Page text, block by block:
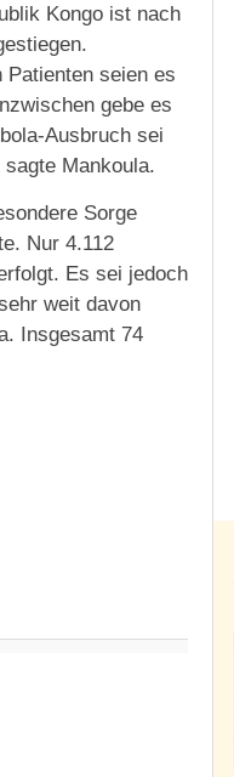
Kongo ist nach
Patienten seien es
gebe es
Ausbruch sei
Mankoula.
Sorge
Nur 4.112
Es sei jedoch
weit davon
Insgesamt 74